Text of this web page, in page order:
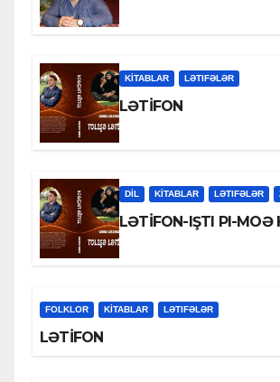
KİTABLAR LƏTIFƏLƏR
LƏTİFON
DİL KİTABLAR LƏTIFƏLƏR
LƏTİFON-IŞTI PI-MOƏ
FOLKLOR KİTABLAR LƏTIFƏLƏR
LƏTİFON